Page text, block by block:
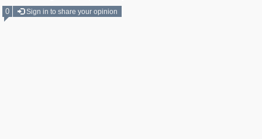
0
Sign in to share your opinion